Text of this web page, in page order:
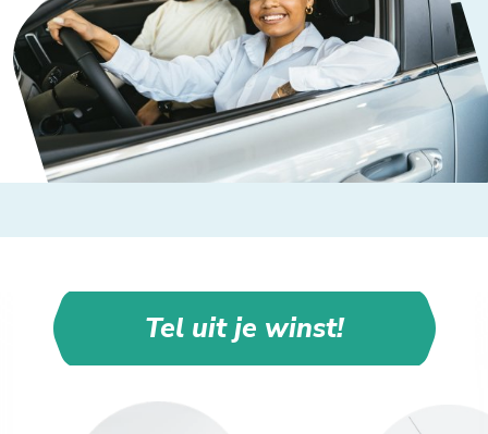
Tel uit je winst!